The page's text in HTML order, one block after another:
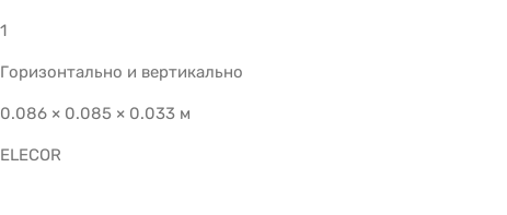
1
Горизонтально и вертикально
0.086 × 0.085 × 0.033 м
ELECOR